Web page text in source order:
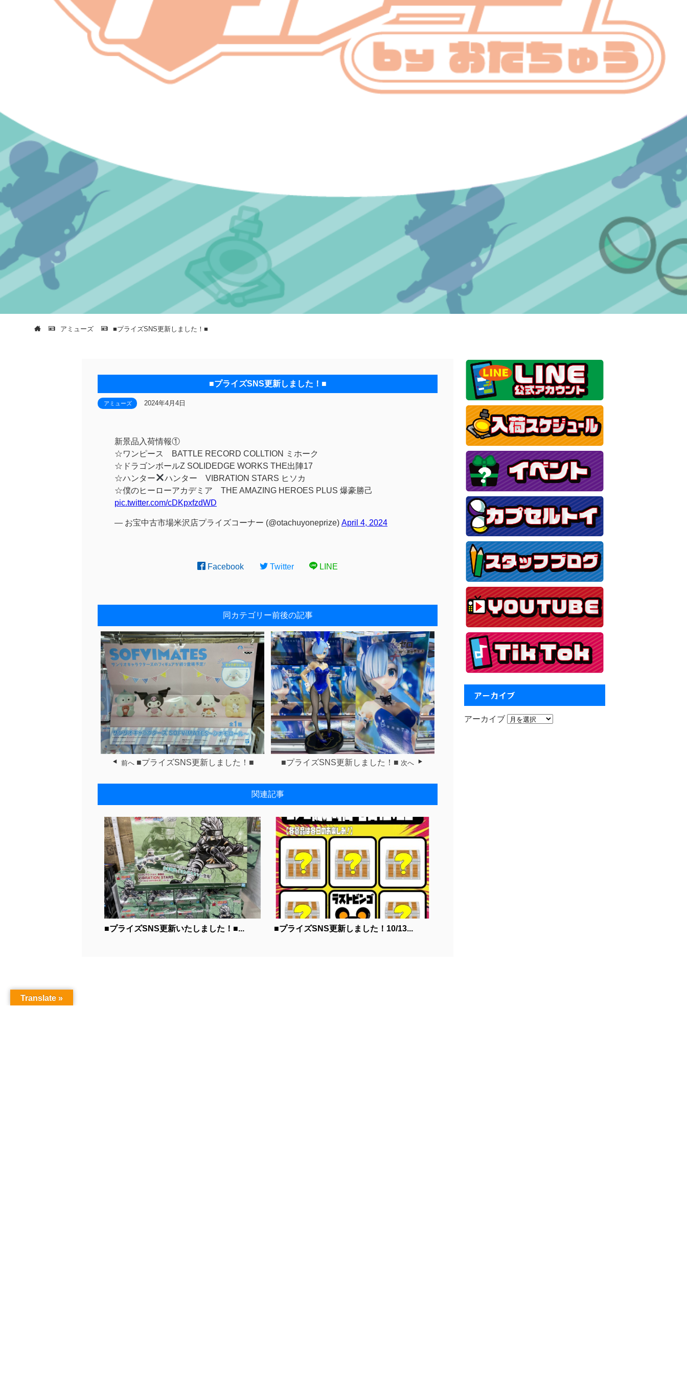
アミューズ ■プライズSNS更新しました！■
■プライズSNS更新しました！■
アミューズ 2024年4月4日
新景品入荷情報①
☆ワンピース BATTLE RECORD COLLTION ミホーク
☆ドラゴンボールZ SOLIDEDGE WORKS THE出陣17
☆ハンター
ハンター VIBRATION STARS ヒソカ
☆僕のヒーローアカデミア THE AMAZING HEROES PLUS 爆豪勝己
pic.twitter.com/cDKpxfzdWD
— お宝中古市場米沢店プライズコーナー (@otachuyoneprize) April 4, 2024
Facebook Twitter LINE
同カテゴリー前後の記事
前へ ■プライズSNS更新しました！■ ■プライズSNS更新しました！■ 次へ
関連記事
■プライズSNS更新いたしました！■... ■プライズSNS更新しました！10/13...
アーカイブ
アーカイブ
Translate »